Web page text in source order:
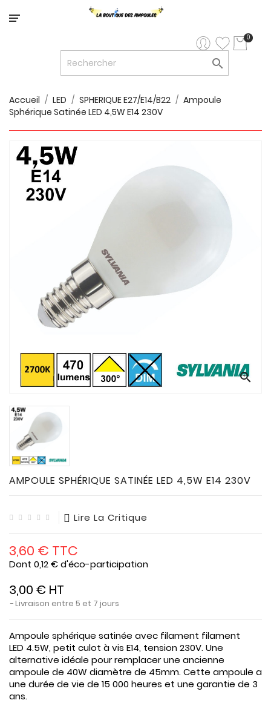
Catégorie
12V/24V
LUMINAIRES
INTERIEURS
LUMINAIRES
EXTERIEURS
RUBANS
ACCESSOIRES
ECLAIRAGES
FLUO-
TUBES
FLUORESCENTS
HALOGENE
IODURE
0

Accueil LED SPHERIQUE E27/E14/B22
Ampoule
Sphérique Satinée LED 4,5W E14 230V

AMPOULE SPHÉRIQUE SATINÉE LED 4,5W E14 230V
Lire La Critique
3,60 € TTC
Dont 0,12 € d'éco-participation
3,00 € HT
Livraison entre 5 et 7 jours
Ampoule sphérique satinée avec filament filament
LED 4.5W, petit culot à vis E14, tension 230V. Une
alternative idéale pour remplacer une ancienne
ampoule de 40W diamètre de 45mm. Cette ampoule a
une durée de vie de 15 000 heures et une garantie de 3
ans.